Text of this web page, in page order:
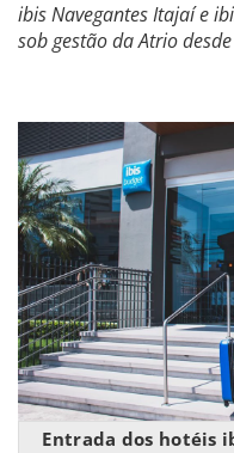
ibis Navegantes Itajaí e
sob gestão da Atrio
Entrada dos hotéis